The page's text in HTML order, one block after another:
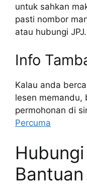
untuk sahkan
pasti nombor
atau hubungi JPJ.
Info
Kalau anda
lesen memandu,
permohonan di
Percuma
Bantuan